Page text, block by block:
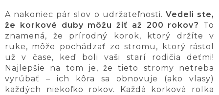
A nakoniec pár slov o udržateľnosti. Vedeli ste,
že korkové duby môžu žiť až 200 rokov?
To
znamená, že prírodný korok, ktorý držíte v
ruke, môže pochádzať zo stromu, ktorý rástol
už v čase, keď boli vaši starí rodičia deťmi!
Najlepšie na tom je, že tieto stromy netreba
vyrúbať – ich kôra sa obnovuje (ako vlasy)
každých niekoľko rokov. Každá korková rolka